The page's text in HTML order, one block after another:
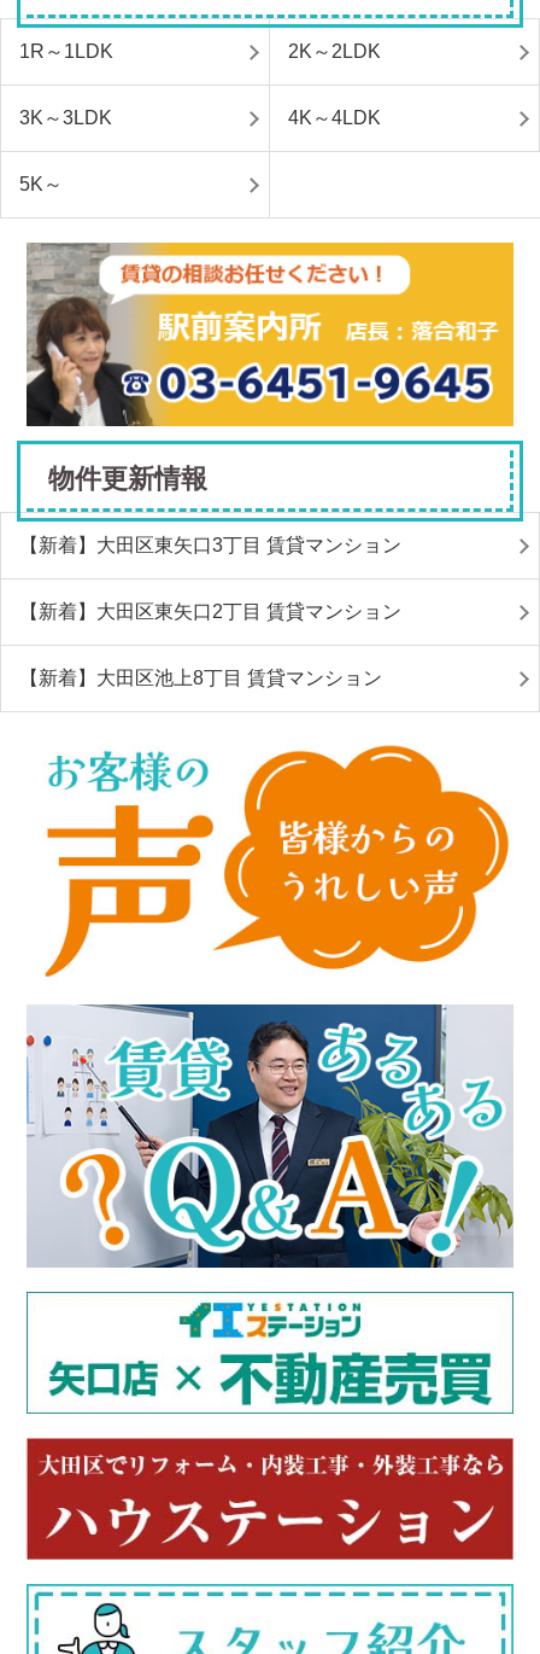
1R～1LDK 2K～2LDK
3K～3LDK 4K～4LDK
5K～
物件更新情報
【新着】大田区東矢口3丁目 賃貸マンション
【新着】大田区東矢口2丁目 賃貸マンション
【新着】大田区池上8丁目 賃貸マンション